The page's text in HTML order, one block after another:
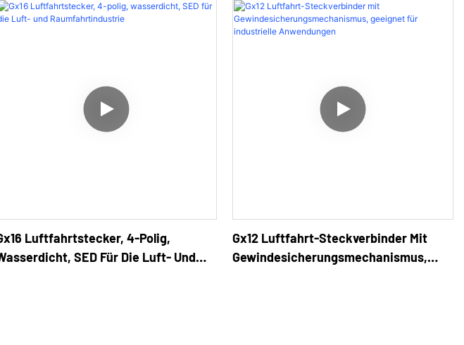
Luftfahrtstecker, 4-Polig,
SED Für Die Luft- Und
Gx12 Luftfahrt-Steckverbinder Mit
Gewindesicherungsmechanismus,